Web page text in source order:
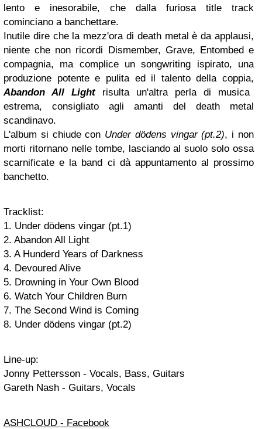
lento e inesorabile, che dalla furiosa title track
cominciano a banchettare.
Inutile dire che la mezz'ora di death metal è da applausi,
niente che non ricordi Dismember, Grave, Entombed e
compagnia, ma complice un songwriting ispirato, una
produzione potente e pulita ed il talento della coppia,
Abandon All Lightrisulta un'altra perla di musica
estrema, consigliato agli amanti del death metal
scandinavo.
L'album si chiude con Under dödens vingar (pt.2), i non
morti ritornano nelle tombe, lasciando al suolo solo ossa
scarnificate e la band ci dà appuntamento al prossimo
banchetto.
Tracklist:
1. Under dödens vingar (pt.1)
2. Abandon All Light
3. A Hunderd Years of Darkness
4. Devoured Alive
5. Drowning in Your Own Blood
6. Watch Your Children Burn
7. The Second Wind is Coming
8. Under dödens vingar (pt.2)
Line-up:
Jonny Pettersson - Vocals, Bass, Guitars
Gareth Nash - Guitars, Vocals
ASHCLOUD - Facebook